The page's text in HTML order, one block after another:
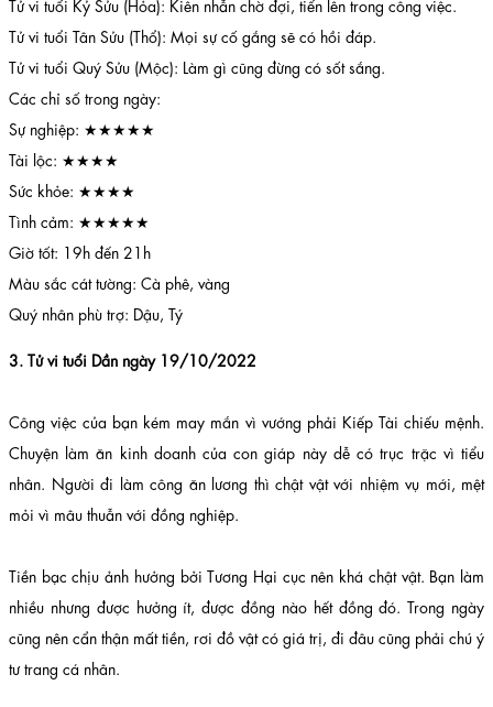
Tử vi tuổi Kỷ Sửu (Hỏa): Kiên nhẫn chờ đợi, tiến lên trong công việc.
Tử vi tuổi Tân Sửu (Thổ): Mọi sự cố gắng sẽ có hồi đáp.
Tử vi tuổi Quý Sửu (Mộc): Làm gì cũng đừng có sốt sắng.
Các chỉ số trong ngày:
Sự nghiệp: ★★★★★
Tài lộc: ★★★★
Sức khỏe: ★★★★
Tình cảm: ★★★★★
Giờ tốt: 19h đến 21h
Màu sắc cát tường: Cà phê, vàng
Quý nhân phù trợ: Dậu, Tý
3. Tử vi tuổi Dần ngày 19/10/2022
Công việc của bạn kém may mắn vì vướng phải Kiếp Tài chiếu mệnh.
Chuyện làm ăn kinh doanh của con giáp này dễ có trục trặc vì tiểu
nhân. Người đi làm công ăn lương thì chật vật với nhiệm vụ mới, mệt
mỏi vì mâu thuẫn với đồng nghiệp.
Tiền bạc chịu ảnh hưởng bởi Tương Hại cục nên khá chật vật. Bạn làm
nhiều nhưng được hưởng ít, được đồng nào hết đồng đó. Trong ngày
cũng nên cẩn thận mất tiền, rơi đồ vật có giá trị, đi đâu cũng phải chú ý
tư trang cá nhân.